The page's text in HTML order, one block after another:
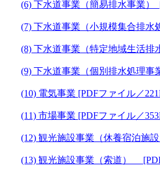
(6) 下水道事業（簡易排水事業）
(7) 下水道事業（小規模集合排水
(8) 下水道事業（特定地域生活排
(9) 下水道事業（個別排水処理事
(10) 電気事業 [PDFファイル／
(11) 市場事業 [PDFファイル／
(12) 観光施設事業（休養宿泊施
(13) 観光施設事業（索道）